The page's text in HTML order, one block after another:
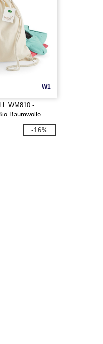
W1
WM810 -
Baumwolle
-16%